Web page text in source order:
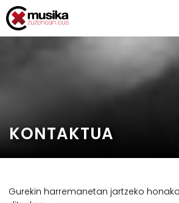
KONTAKTUA
Gurekin harremanetan jartzeko